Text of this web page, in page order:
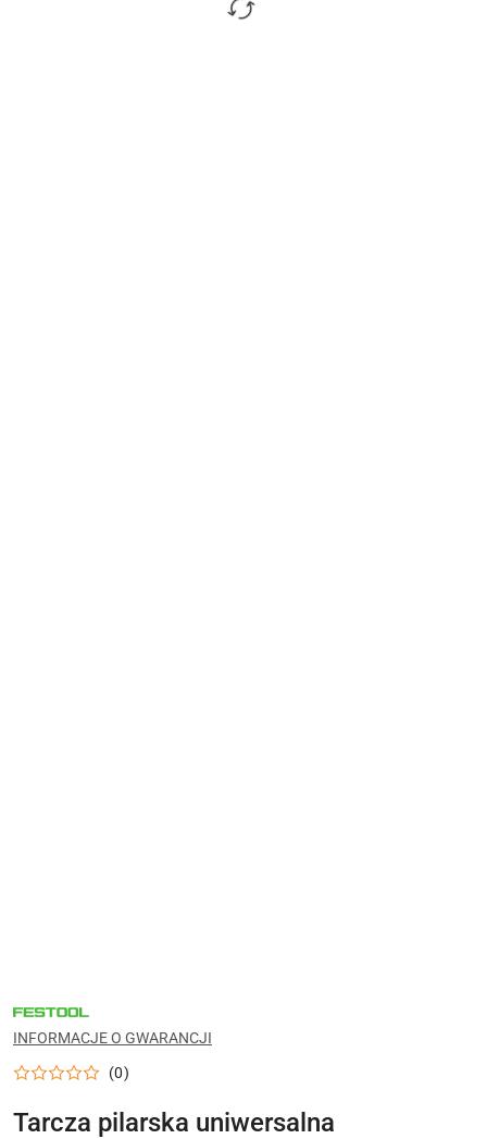
NARZĘDZIA
FESTOOL
DO
WARSZTATU,
MONTAŻU
WYKOŃCZENIOWYCH
INFORMACJE O GWARANCJI
(0)
Tarcza pilarska uniwersalna